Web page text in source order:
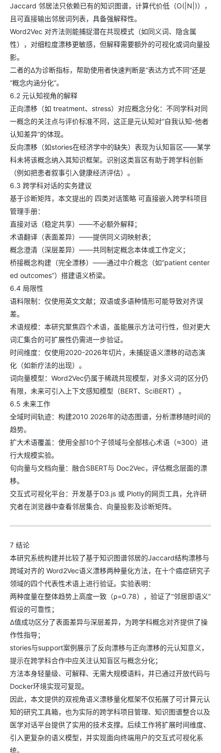
Jaccard 邻居法只依赖已有的知识图谱，计算代价低（O(|N|)），
且可直接输出邻居词列表，具备强解释性。
Word2Vec 对齐法则能捕捉潜在共现模式（如同义词、隐含属
性），对细粒度漂移更敏感，但解释需要额外的可视化或词向量投
影。
二者的Δ为诊断指标，帮助使用者快速判断是“表达方式不同”还是
“概念内涵分化”。
6.2 元认知视角的解释
正向漂移（如 treatment、stress）对应概念分化：不同学科对同
一概念的关注点与评价标准不同，这正是元认知对“自我认知-他者
认知差异”的体现。
反向漂移（如stories在经济学中的缺失）表现为认知盲区——某学
科未将该概念纳入其知识框架。识别这类盲区有助于跨学科创新
（例如把患者叙事引入健康经济评估）。
6.3 跨学科对话的实务建议
基于诊断矩阵，本文提出的 四类对话策略 可直接嵌入跨学科项目
管理手册：
直接对话（稳定共享）——不必额外解释；
术语翻译（表面差异）——提供同义词映射表；
概念澄清（深层差异）——共同制定概念本体或工作定义；
桥接概念构建（完全漂移）——通过中介概念（如“patient center
ed outcomes”）搭建语义桥梁。
6.4 局限性
语料限制：仅使用英文文献；双语或多语种情形可能导致对齐误
差。
术语规模：本研究聚焦四个术语，虽能展示方法可行性，但对更大
词汇集合的可扩展性仍需进一步验证。
时间维度：仅使用2020-2026年切片，未捕捉语义漂移的动态演
化（如新疗法的出现）。
词向量模型：Word2Vec仍属于稀疏共现模型，对多义词的区分仍
有限，未来可引入上下文感知模型（BERT、SciBERT）。
6.5 未来工作
全域时间轨迹：构建2010 2026年的动态图谱，分析漂移随时间的
趋势。
扩大术语覆盖：使用全部10个子领域与全部核心术语（≈300）进
行大规模实验。
句向量与文档向量：融合SBERT与 Doc2Vec，评估概念层面的漂
移。
交互式可视化平台：开发基于D3.js 或 Plotly的网页工具，允许研
究者在浏览器中查看邻居集合、向量投影及诊断矩阵。
7 结论
本研究系统构建并比较了基于知识图谱邻居的Jaccard结构漂移与
跨域对齐的 Word2Vec语义漂移两种量化方法，在十个癌症研究子
领域的四个代表性术语上进行验证。实验表明：
两种度量在整体趋势上高度一致（ρ=0.78），验证了“邻居即语义”
假设的可靠性；
Δ值成功区分了表面差异与深层差异，为跨学科概念对齐提供了操
作性指导；
stories与support案例展示了反向漂移与正向漂移的元认知意义，
提示在跨学科合作中应关注认知盲区与概念分化；
方法本身轻量级、可解释、无需大规模语料，并已通过开放代码与
Docker环境实现可复现。
因此，本文提供的双视角语义漂移量化框架不仅拓展了可计算元认
知的研究工具箱，也为实际的跨学科项目管理、知识图谱整合以及
医学对话平台提供了实用的技术支撑。后续工作将扩展时间维度、
引入更复杂的语义模型，并实现面向终端用户的交互式可视化系
统。